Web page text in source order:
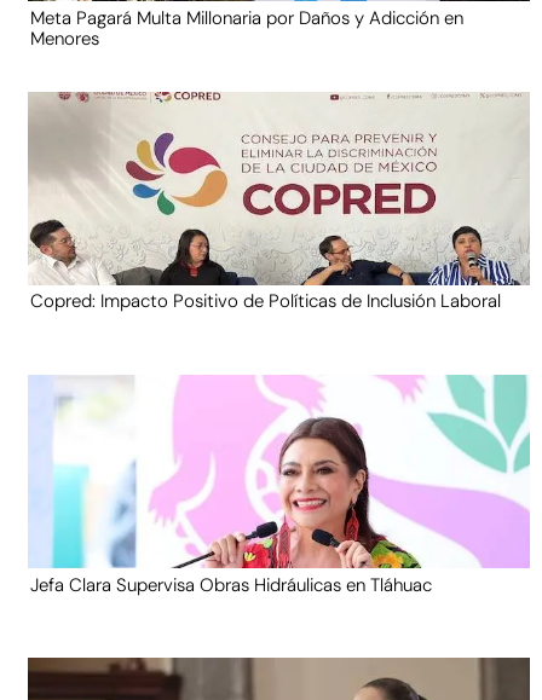
Meta Pagará Multa Millonaria por Daños y Adicción en
Menores
Copred: Impacto Positivo de Políticas de Inclusión Laboral
Jefa Clara Supervisa Obras Hidráulicas en Tláhuac